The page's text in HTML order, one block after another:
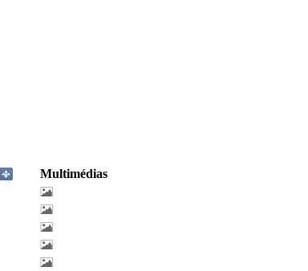
Multimédias